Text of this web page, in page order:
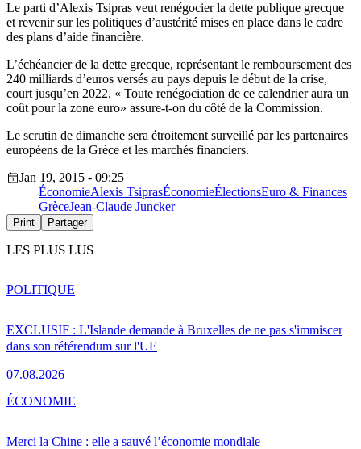
Le parti d’Alexis Tsipras veut renégocier la dette publique grecque
et revenir sur les politiques d’austérité mises en place dans le cadre
des plans d’aide financière.
L’échéancier de la dette grecque, représentant le remboursement des
240 milliards d’euros versés au pays depuis le début de la crise,
court jusqu’en 2022. « Toute renégociation de ce calendrier aura un
coût pour la zone euro» assure-t-on du côté de la Commission.
Le scrutin de dimanche sera étroitement surveillé par les partenaires
européens de la Grèce et les marchés financiers.
Jan 19, 2015 - 09:25
ÉconomieAlexis TsiprasÉconomieÉlectionsEuro & Finances
GrèceJean-Claude Juncker
Print Partager
LES PLUS LUS
EXCLUSIF : L'Islande demande à Bruxelles de ne pas s'immiscer
dans son référendum sur l'UE
07.08.2026
POLITIQUE
Merci la Chine : elle a sauvé l’économie mondiale
ÉCONOMIE